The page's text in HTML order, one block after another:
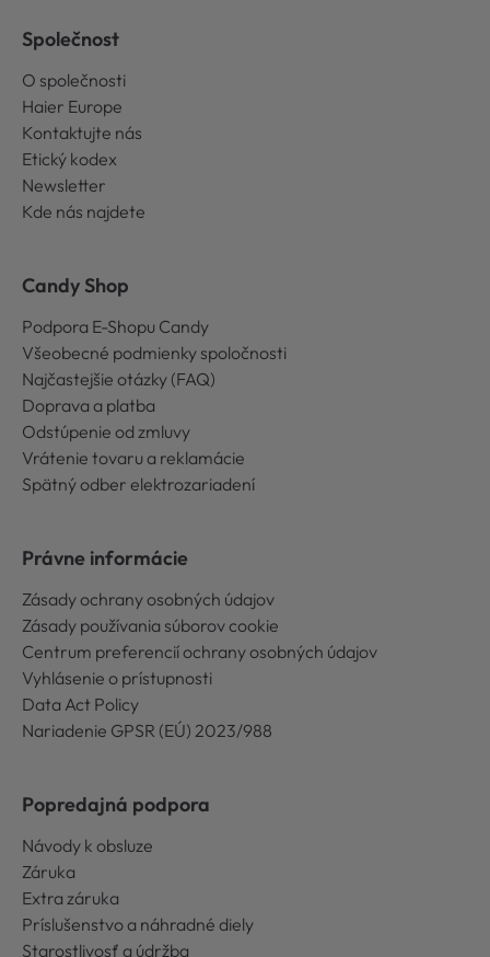
Společnost
O společnosti
Haier Europe
Kontaktujte nás
Etický kodex
Newsletter
Kde nás najdete
Candy Shop
Podpora E-Shopu Candy
Všeobecné podmienky spoločnosti
Najčastejšie otázky (FAQ)
Doprava a platba
Odstúpenie od zmluvy
Vrátenie tovaru a reklamácie
Spätný odber elektrozariadení
Právne informácie
Zásady ochrany osobných údajov
Zásady používania súborov cookie
Centrum preferencií ochrany osobných údajov
Vyhlásenie o prístupnosti
Data Act Policy
Nariadenie GPSR (EÚ) 2023/988
Popredajná podpora
Návody k obsluze
Záruka
Extra záruka
Príslušenstvo a náhradné diely
Starostlivosť a údržba